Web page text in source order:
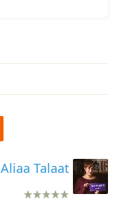
Aliaa Talaat